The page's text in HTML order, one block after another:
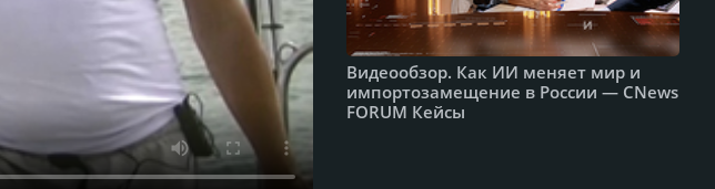
Видеообзор. Как ИИ меняет мир и
импортозамещение в России — CNews
FORUM Кейсы